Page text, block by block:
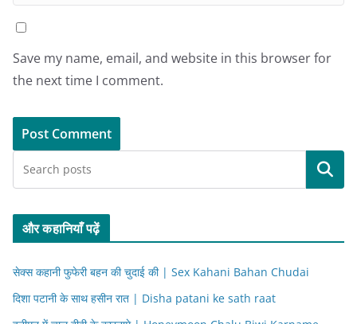
Save my name, email, and website in this browser for
the next time I comment.
Search
और कहानियाँ पढ़ें
सेक्स कहानी फुफेरी बहन की चुदाई की | Sex Kahani Bahan Chudai
दिशा पटानी के साथ हसीन रात | Disha patani ke sath raat